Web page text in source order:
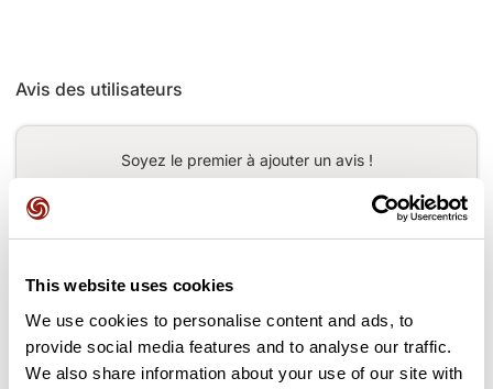
This website uses cookies
We use cookies to personalise content and ads, to
provide social media features and to analyse our traffic.
We also share information about your use of our site with
Avis des utilisateurs
Soyez le premier à ajouter un avis !
Cols le long du parcours